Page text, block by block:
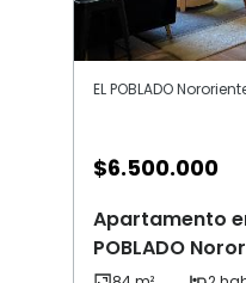
$6.500.000
Apartamento
POBLADO